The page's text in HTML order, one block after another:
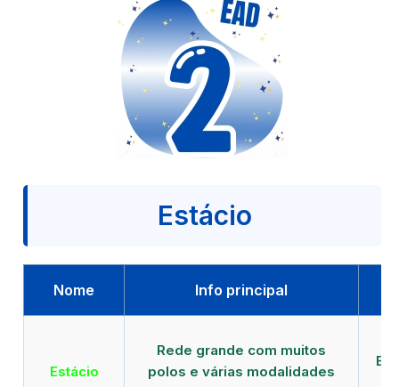
Estácio
Nome Info principal
Estácio
Rede grande com muitos
polos e várias modalidades